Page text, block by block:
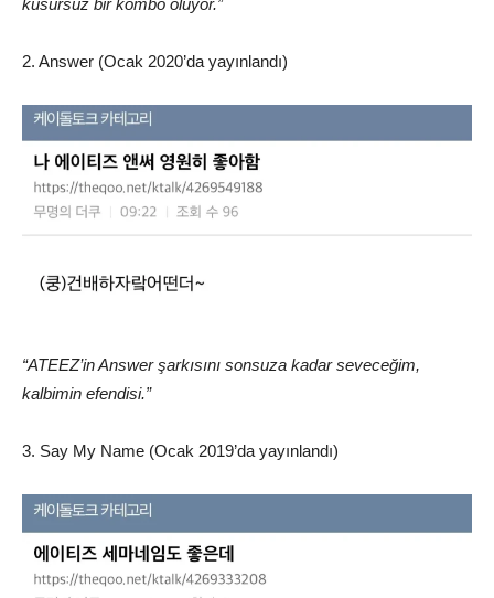
kusursuz bir kombo oluyor.”
2. Answer (Ocak 2020’da yayınlandı)
“ATEEZ’in Answer şarkısını sonsuza kadar seveceğim,
kalbimin efendisi.”
3. Say My Name (Ocak 2019’da yayınlandı)